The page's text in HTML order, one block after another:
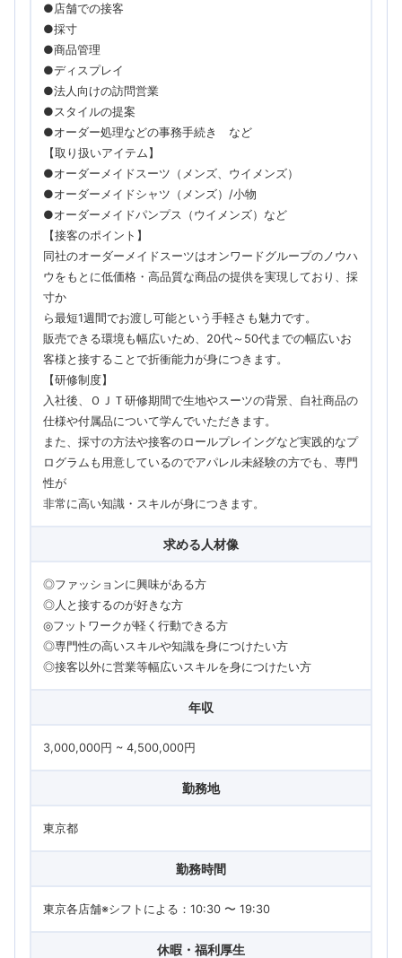
●店舗での接客
●採寸
●商品管理
●ディスプレイ
●法人向けの訪問営業
●スタイルの提案
●オーダー処理などの事務手続き など
【取り扱いアイテム】
●オーダーメイドスーツ（メンズ、ウイメンズ）
●オーダーメイドシャツ（メンズ）/小物
●オーダーメイドパンプス（ウイメンズ）など
【接客のポイント】
同社のオーダーメイドスーツはオンワードグループのノウハ
ウをもとに低価格・高品質な商品の提供を実現しており、採
寸か
ら最短1週間でお渡し可能という手軽さも魅力です。
販売できる環境も幅広いため、20代～50代までの幅広いお
客様と接することで折衝能力が身につきます。
【研修制度】
入社後、ＯＪＴ研修期間で生地やスーツの背景、自社商品の
仕様や付属品について学んでいただきます。
また、採寸の方法や接客のロールプレイングなど実践的なプ
ログラムも用意しているのでアパレル未経験の方でも、専門
性が
非常に高い知識・スキルが身につきます。
求める人材像
◎ファッションに興味がある方
◎人と接するのが好きな方
◎フットワークが軽く行動できる方
◎専門性の高いスキルや知識を身につけたい方
◎接客以外に営業等幅広いスキルを身につけたい方
年収
3,000,000円 ~ 4,500,000円
勤務地
東京都
勤務時間
東京各店舗※シフトによる：10:30 〜 19:30
休暇・福利厚生